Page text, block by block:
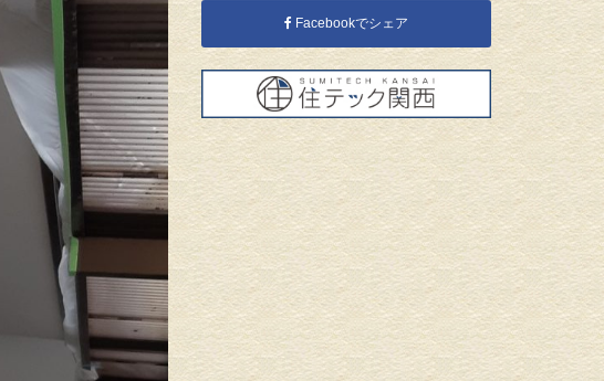
Facebookでシェア